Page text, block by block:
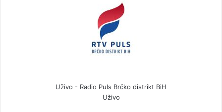
Uživo - Radio Puls Brčko distrikt BiH
Uživo